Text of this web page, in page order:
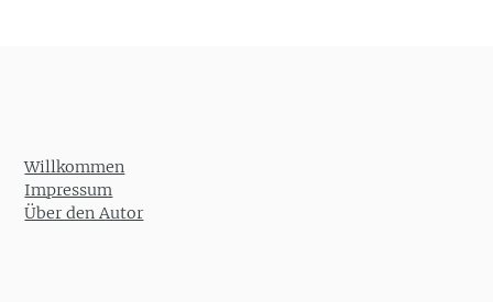
Willkommen
Impressum
Über den Autor